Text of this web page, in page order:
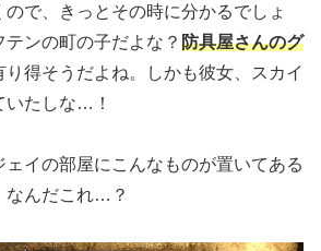
で、きっとその時に分かるでしょ
ンの町の子だよな？ 防具屋さんのグ
り得そうだよね。しかも彼女、スカイ
いたしな…！
ェイの部屋にこんなものが置いてある
なんだこれ…？